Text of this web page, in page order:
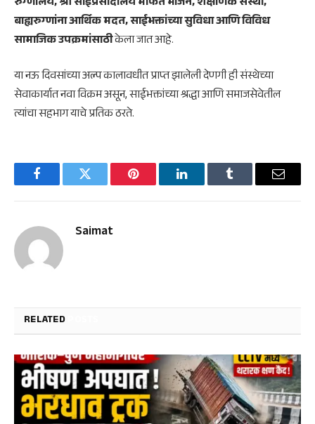
बाह्यरुग्णांना आर्थिक मदत, साईभक्तांच्या सुविधा आणि विविध
सामाजिक उपक्रमांसाठीकेला जात आहे.
या नऊ दिवसांच्या अल्प कालावधीत प्राप्त झालेली देणगी ही संस्थेच्या
सेवाकार्यात नवा विक्रम असून, साईभक्तांच्या श्रद्धा आणि समाजसेवेतील
त्यांचा सहभाग याचे प्रतिक ठरते.
FacebookTwitter Pinterest LinkedInTumblr Email
Saimat
RELATED